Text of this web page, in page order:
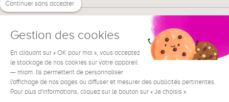
BESOIN D'AIDE ?
Continuer sans accepter
Gestion des cookies
En cliquant sur « OK pour moi », vous acceptez
le stockage de nos cookies sur votre appareil
— miam. Ils permettent de personnaliser
l'affichage de nos pages ou diffuser et mesurer des publicités pertinentes.
Pour plus d'informations, cliquez sur le bouton sur « Je choisis ».